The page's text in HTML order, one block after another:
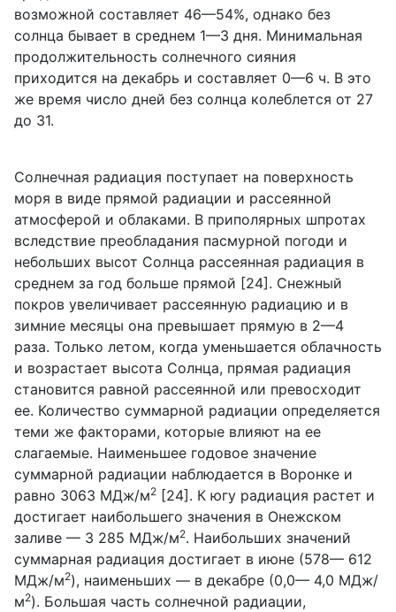
возможной составляет 46—54%, однако без
солнца бывает в среднем 1—3 дня. Минимальная
продолжительность солнечного сияния
приходится на декабрь и составляет 0—6 ч. В это
же время число дней без солнца колеблется от 27
до 31.
Солнечная радиация поступает на поверхность
моря в виде прямой радиации и рассеянной
атмосферой и облаками. В приполярных шпротах
вследствие преобладания пасмурной погоди и
небольших высот Солнца рассеянная радиация в
среднем за год больше прямой [24]. Снежный
покров увеличивает рассеянную радиацию и в
зимние месяцы она превышает прямую в 2—4
раза. Только летом, когда уменьшается облачность
и возрастает высота Солнца, прямая радиация
становится равной рассеянной или превосходит
ее. Количество суммарной радиации определяется
теми же факторами, которые влияют на ее
слагаемые. Наименьшее годовое значение
суммарной радиации наблюдается в Воронке и
равно 3063 МДж/м2 [24]. К югу радиация растет и
достигает наибольшего значения в Онежском
заливе — 3 285 МДж/м2. Наибольших значений
суммарная радиация достигает в июне (578— 612
МДж/м2), наименьших — в декабре (0,0— 4,0 МДж/
м2). Большая часть солнечной радиации,